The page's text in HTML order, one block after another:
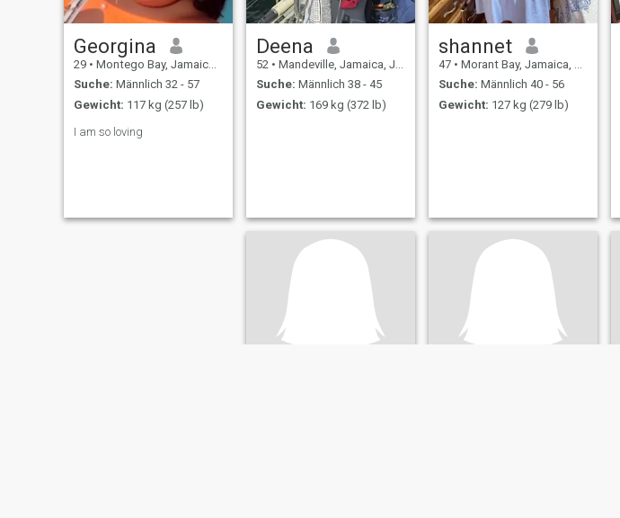
Georgina
29 • Montego Bay, Jamaica, Jamaika
Suche: Männlich 32 - 57
Gewicht: 117 kg (257 lb)
I am so loving
Deena
52 • Mandeville, Jamaica, Jamaika
Suche: Männlich 38 - 45
Gewicht: 169 kg (372 lb)
shannet
47 • Morant Bay, Jamaica, Jamaika
Suche: Männlich 40 - 56
Gewicht: 127 kg (279 lb)